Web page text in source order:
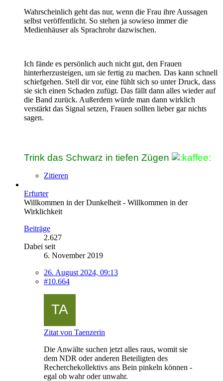
Wahrscheinlich geht das nur, wenn die Frau ihre Aussagen
selbst veröffentlicht. So stehen ja sowieso immer die
Medienhäuser als Sprachrohr dazwischen.
Ich fände es persönlich auch nicht gut, den Frauen
hinterherzusteigen, um sie fertig zu machen. Das kann schnell
schiefgehen. Stell dir vor, eine fühlt sich so unter Druck, dass
sie sich einen Schaden zufügt. Das fällt dann alles wieder auf
die Band zurück. Außerdem würde man dann wirklich
verstärkt das Signal setzen, Frauen sollten lieber gar nichts
sagen.
Trink das Schwarz in tiefen Zügen
Zitieren
Erfurter
Willkommen in der Dunkelheit - Willkommen in der
Wirklichkeit
Beiträge
2.627
Dabei seit
6. November 2019
26. August 2024, 09:13
#10.664
Zitat von Taenzerin
Die Anwälte suchen jetzt alles raus, womit sie
dem NDR oder anderen Beteiligten des
Recherchekollektivs ans Bein pinkeln können -
egal ob wahr oder unwahr.